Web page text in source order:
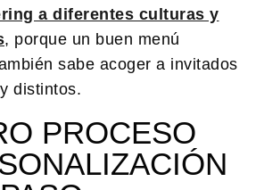
a diferentes culturas y
, porque un buen menú
sabe acoger a invitados
distintos.
PROCESO